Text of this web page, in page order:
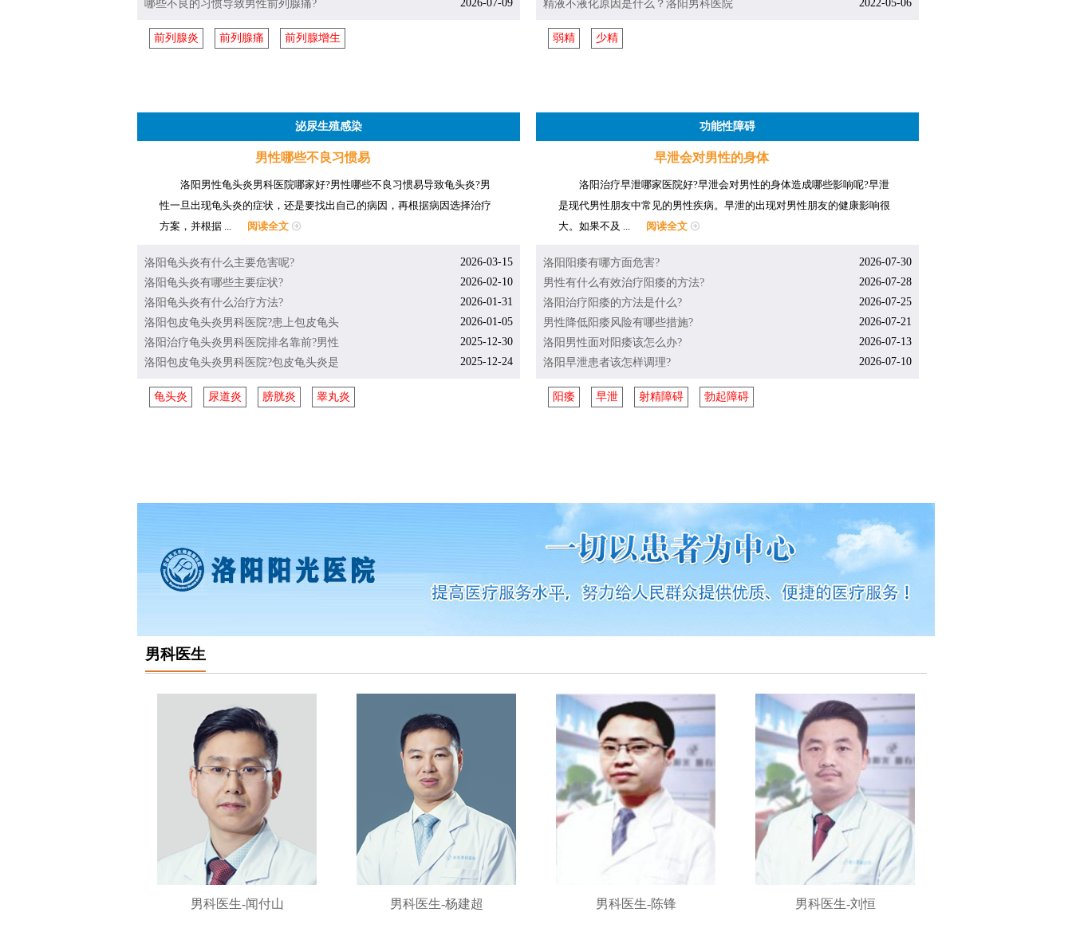
哪些不良的习惯导致男性前列腺痛?
2026-07-09
前列腺炎 前列腺痛 前列腺增生
精液不液化原因是什么？洛阳男科医院
2022-05-06
弱精 少精
泌尿生殖感染
男性哪些不良习惯易
洛阳男性龟头炎男科医院哪家好?男性哪些不良习惯易导致龟头炎?男
性一旦出现龟头炎的症状，还是要找出自己的病因，再根据病因选择治疗
方案，并根据 ...
阅读全文
洛阳龟头炎有什么主要危害呢?
2026-03-15
洛阳龟头炎有哪些主要症状?
2026-02-10
洛阳龟头炎有什么治疗方法?
2026-01-31
洛阳包皮龟头炎男科医院?患上包皮龟头
2026-01-05
洛阳治疗龟头炎男科医院排名靠前?男性
2025-12-30
洛阳包皮龟头炎男科医院?包皮龟头炎是
2025-12-24
龟头炎 尿道炎 膀胱炎 睾丸炎
功能性障碍
早泄会对男性的身体
洛阳治疗早泄哪家医院好?早泄会对男性的身体造成哪些影响呢?早泄
是现代男性朋友中常见的男性疾病。早泄的出现对男性朋友的健康影响很
大。如果不及 ...
阅读全文
洛阳阳痿有哪方面危害?
2026-07-30
男性有什么有效治疗阳痿的方法?
2026-07-28
洛阳治疗阳痿的方法是什么?
2026-07-25
男性降低阳痿风险有哪些措施?
2026-07-21
洛阳男性面对阳痿该怎么办?
2026-07-13
洛阳早泄患者该怎样调理?
2026-07-10
阳痿 早泄 射精障碍 勃起障碍
男科医生
男科医生-闻付山 男科医生-杨建超 男科医生-陈锋 男科医生-刘恒